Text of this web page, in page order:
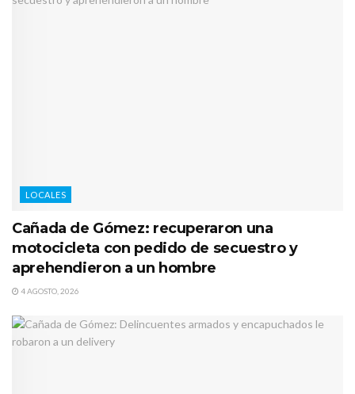
LOCALES
Cañada de Gómez: recuperaron una
motocicleta con pedido de secuestro y
aprehendieron a un hombre
4 AGOSTO, 2026